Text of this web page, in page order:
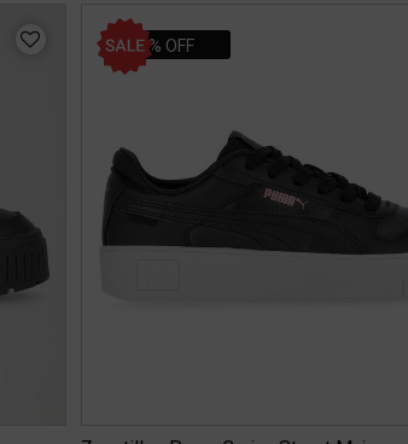
30% OFF